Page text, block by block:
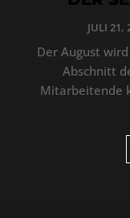
JULI 21,
Der August
Abschnitt
Mitarbeitende